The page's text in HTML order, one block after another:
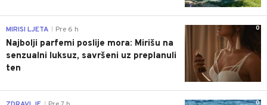
0
MIRISI LJETA Pre 6 h
Najbolji parfemi poslije mora: Mirišu na
senzualni luksuz, savršeni uz preplanuli
ten
0